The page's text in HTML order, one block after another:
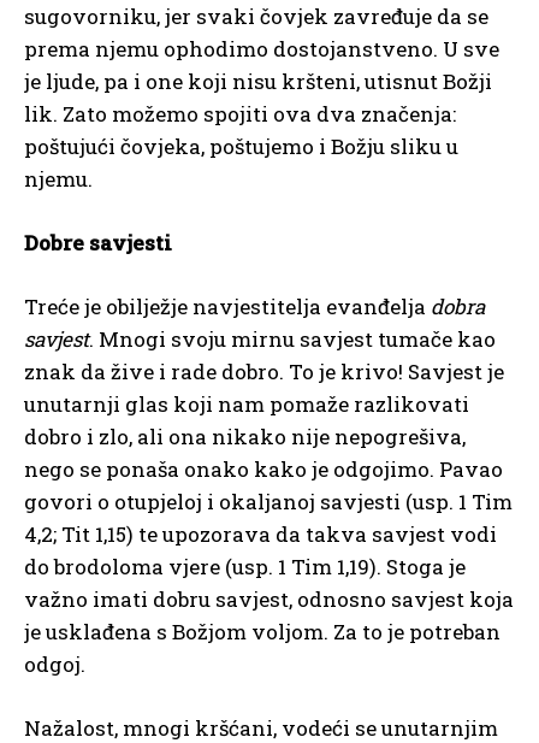
sugovorniku, jer svaki čovjek zavređuje da se
prema njemu ophodimo dostojanstveno. U sve
je ljude, pa i one koji nisu kršteni, utisnut Božji
lik. Zato možemo spojiti ova dva značenja:
poštujući čovjeka, poštujemo i Božju sliku u
njemu.
Dobre savjesti
Treće je obilježje navjestitelja evanđelja dobra
savjest. Mnogi svoju mirnu savjest tumače kao
znak da žive i rade dobro. To je krivo! Savjest je
unutarnji glas koji nam pomaže razlikovati
dobro i zlo, ali ona nikako nije nepogrešiva,
nego se ponaša onako kako je odgojimo. Pavao
govori o otupjeloj i okaljanoj savjesti (usp. 1 Tim
4,2; Tit 1,15) te upozorava da takva savjest vodi
do brodoloma vjere (usp. 1 Tim 1,19). Stoga je
važno imati dobru savjest, odnosno savjest koja
je usklađena s Božjom voljom. Za to je potreban
odgoj.
Nažalost, mnogi kršćani, vodeći se unutarnjim